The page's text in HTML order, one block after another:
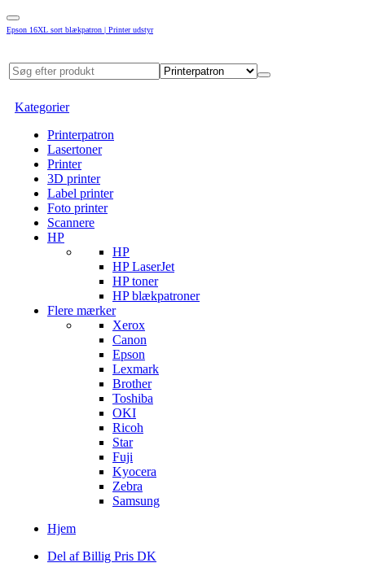
Epson 16XL sort blækpatron | Printer udstyr
Kategorier
Printerpatron
Lasertoner
Printer
3D printer
Label printer
Foto printer
Scannere
HP
HP
HP LaserJet
HP toner
HP blækpatroner
Flere mærker
Xerox
Canon
Epson
Lexmark
Brother
Toshiba
OKI
Ricoh
Star
Fuji
Kyocera
Zebra
Samsung
Hjem
Del af Billig Pris DK